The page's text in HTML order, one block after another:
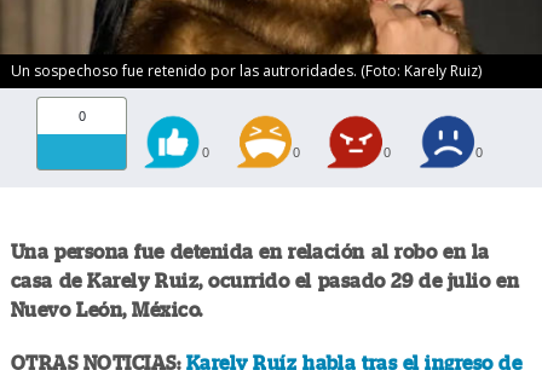
Un sospechoso fue retenido por las autroridades. (Foto: Karely Ruiz)
0
0 0 0 0
Una persona fue detenida en relación al robo en la
casa de Karely Ruiz, ocurrido el pasado 29 de julio en
Nuevo León, México.
OTRAS NOTICIAS: Karely Ruíz habla tras el ingreso de